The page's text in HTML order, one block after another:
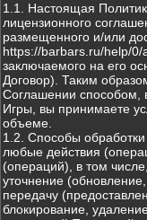
1.1. Настоящая
лицензионного
размещенного и/или
https://barbars.ru/help/
заключаемого на его
Договор). Таким
Соглашении способом,
Игры, вы принимаете
объеме.
1.2. Способы
любые действия
(операций), в том
уточнение
передачу
блокирование,